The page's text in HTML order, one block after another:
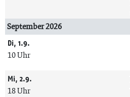
September 2026
Di, 1.9.
10 Uhr
Mi, 2.9.
18 Uhr